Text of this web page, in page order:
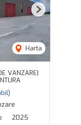
Harta
Next
VANZARE|
2025